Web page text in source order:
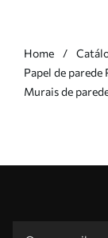
Home
Papel de parede
Murais de